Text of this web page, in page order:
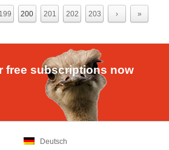
199 200 201 202 203 › »
free subscriptions now
Deutsch